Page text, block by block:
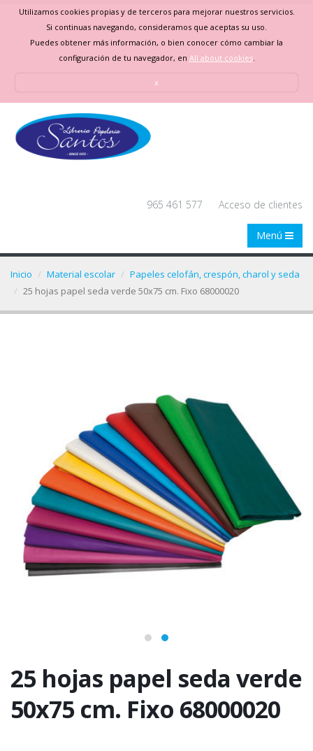
Utilizamos cookies propias y de terceros para mejorar nuestros servicios.
Si continuas navegando, consideramos que aceptas su uso.
Puedes obtener más información, o bien conocer cómo cambiar la
configuración de tu navegador, en All about cookies.
x
965 461 577 Acceso de clientes
Menú
Inicio Material escolar
Papeles celofán, crespón, charol y seda
25 hojas papel seda verde 50x75 cm. Fixo 68000020
25 hojas papel seda verde
50x75 cm. Fixo 68000020